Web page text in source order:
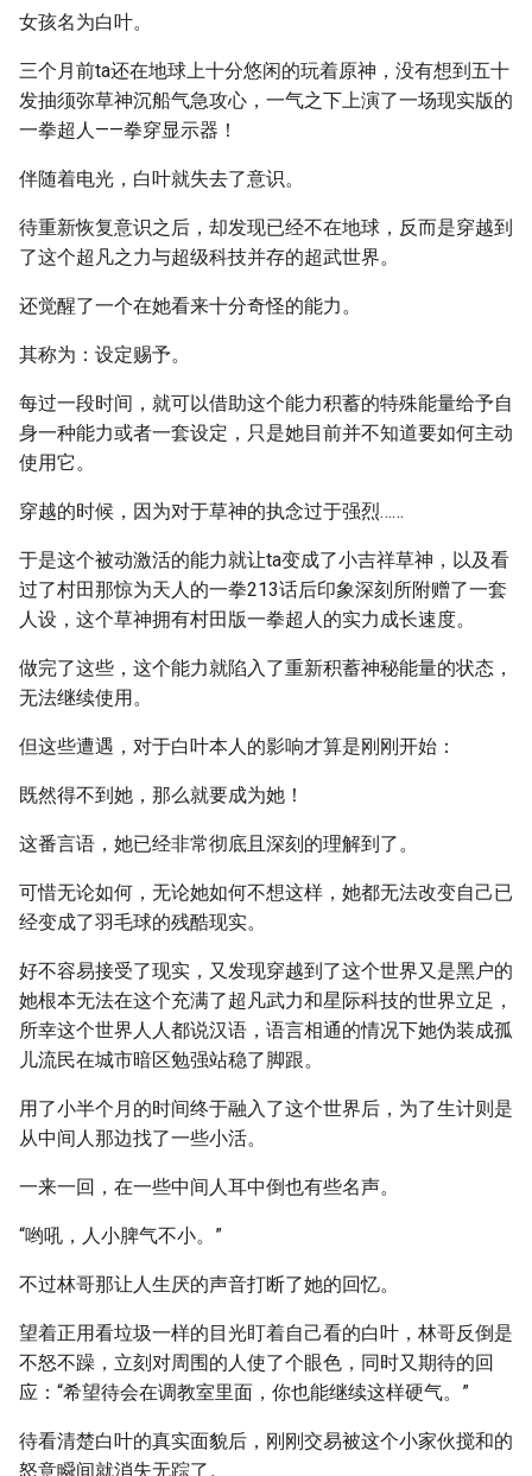
女孩名为白叶。
三个月前ta还在地球上十分悠闲的玩着原神，没有想到五十
发抽须弥草神沉船气急攻心，一气之下上演了一场现实版的
一拳超人——拳穿显示器！
伴随着电光，白叶就失去了意识。
待重新恢复意识之后，却发现已经不在地球，反而是穿越到
了这个超凡之力与超级科技并存的超武世界。
还觉醒了一个在她看来十分奇怪的能力。
其称为：设定赐予。
每过一段时间，就可以借助这个能力积蓄的特殊能量给予自
身一种能力或者一套设定，只是她目前并不知道要如何主动
使用它。
穿越的时候，因为对于草神的执念过于强烈……
于是这个被动激活的能力就让ta变成了小吉祥草神，以及看
过了村田那惊为天人的一拳213话后印象深刻所附赠了一套
人设，这个草神拥有村田版一拳超人的实力成长速度。
做完了这些，这个能力就陷入了重新积蓄神秘能量的状态，
无法继续使用。
但这些遭遇，对于白叶本人的影响才算是刚刚开始：
既然得不到她，那么就要成为她！
这番言语，她已经非常彻底且深刻的理解到了。
可惜无论如何，无论她如何不想这样，她都无法改变自己已
经变成了羽毛球的残酷现实。
好不容易接受了现实，又发现穿越到了这个世界又是黑户的
她根本无法在这个充满了超凡武力和星际科技的世界立足，
所幸这个世界人人都说汉语，语言相通的情况下她伪装成孤
儿流民在城市暗区勉强站稳了脚跟。
用了小半个月的时间终于融入了这个世界后，为了生计则是
从中间人那边找了一些小活。
一来一回，在一些中间人耳中倒也有些名声。
“哟吼，人小脾气不小。”
不过林哥那让人生厌的声音打断了她的回忆。
望着正用看垃圾一样的目光盯着自己看的白叶，林哥反倒是
不怒不躁，立刻对周围的人使了个眼色，同时又期待的回
应：“希望待会在调教室里面，你也能继续这样硬气。”
待看清楚白叶的真实面貌后，刚刚交易被这个小家伙搅和的
怒意瞬间就消失无踪了。